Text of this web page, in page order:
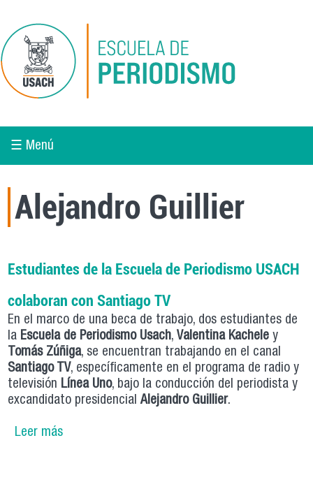
☰ Menú
Alejandro Guillier
Estudiantes de la Escuela de Periodismo USACH
colaboran con Santiago TV
En el marco de una beca de trabajo, dos estudiantes de
la Escuela de Periodismo Usach,Valentina Kachele y
Tomás Zúñiga, se encuentran trabajando en el canal
Santiago TV, específicamente en el programa de radio y
televisión Línea Uno, bajo la conducción del periodista y
excandidato presidencialAlejandro Guillier.
Leer mássobre Estudiantes de la Escuela de Periodismo